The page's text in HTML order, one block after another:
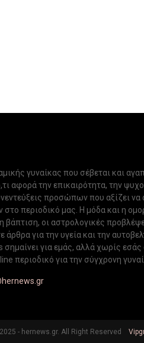
γυναίκας που σέβεται και
αφορά την επικαιρότητα, την
προσώπων που αξίζει να
περιοδικό μας. Η μόδα και η
βάπτιση, οι αστρολογικές
άρθρα για την υγεία και την
σημαίνει για εμάς, αλλά χωρίς
περιοδικό για την σύγχρονη
- hernews.gr. All Right Reserved